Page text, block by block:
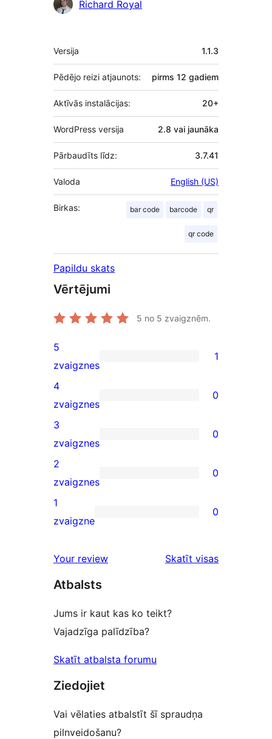
Richard Royal
Meta
Versija 1.1.3
Pēdējo reizi atjaunots: pirms 12 gadiem
Aktīvās instalācijas: 20+
WordPress versija 2.8 vai jaunāka
Pārbaudīts līdz: 3.7.41
Valoda English (US)
Birkas: bar code barcode qr
qr code
Papildu skats
Vērtējumi
5 no 5 zvaigznēm.
1
5-
star
review
5
zvaigznes
1
0
4-
star
reviews
4
zvaigznes
0
0
3-
star
reviews
3
zvaigznes
0
0
2-
star
2
zvaigznes
0
0
star
1
zvaigzne
0
Your review
Skatīt visas
Atbalsts
Jums ir kaut kas ko teikt?
Vajadzīga palīdzība?
Skatīt atbalsta forumu
Ziedojiet
Vai vēlaties atbalstīt šī spraudņa
pilnveidošanu?